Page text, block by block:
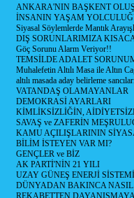
ANKARA'NIN BAŞKENT
İNSANIN YAŞAM
Siyasal Söylemlerde Mantık
DIŞ SORUNLARIMIZA
Göç Sorunu Alarm Veriyor!!
TEMSİLDE ADALET
Muhalefetin Altılı Masa ile Altın
altılı masada aday belirleme
VATANDAŞ OLAMAYANLAR
DEMOKRASİ AYARLARI
KİMLİKSİZLİĞİN,
SAVAŞ ve ZAFERİN
KAMU AÇILIŞLARININ
BİLİM İSTEYEN VAR MI?
GENÇLER ve BİZ
AK PARTİ'NİN 21 YILI
UZAY GÜNEŞ ENERJİ SİSTEMİ
DÜNYADAN BAKINCA
REKABETTEN